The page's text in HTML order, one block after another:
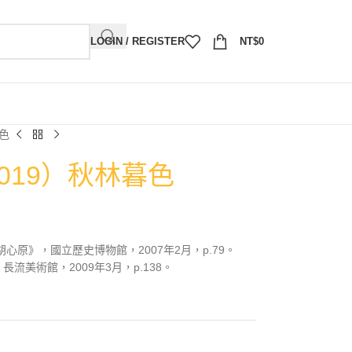
LOGIN / REGISTER NT$0
）秋林暮色
原》，國立歷史博物館，2007年2月，p.79。
流美術館，2009年3月，p.138。